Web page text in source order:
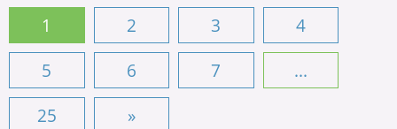
1 2 3
4
5
6 7
...
25
»